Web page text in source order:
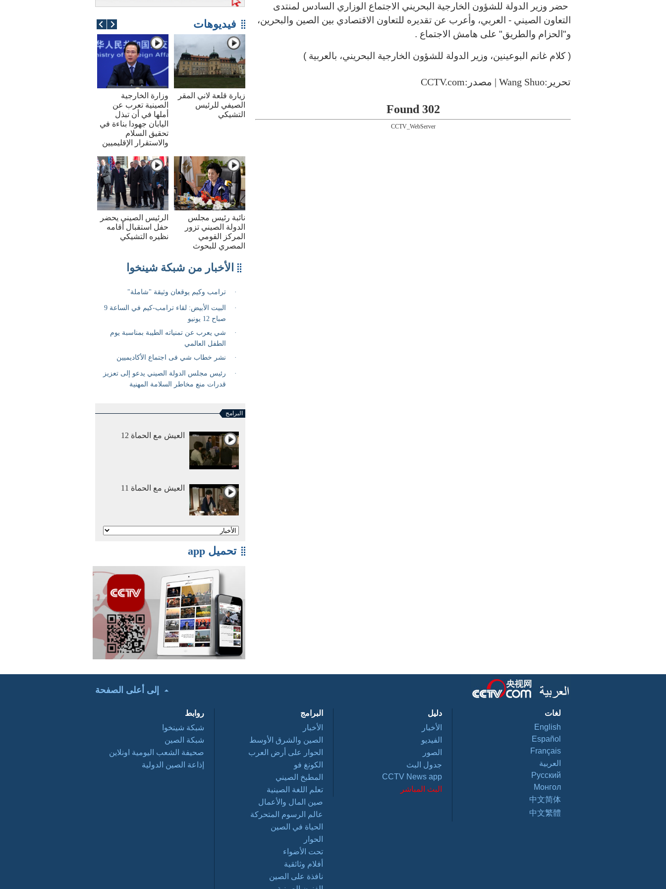
فيديوهات
وزارة الخارجية
الصينية تعرب عن
أملها في أن تبذل
اليابان جهودا بناءة في
تحقيق السلام
والاستقرار الإقليميين
زيارة قلعة لاني المقر
الصيفي للرئيس
التشيكي
الرئيس الصيني يحضر
حفل استقبال أقامه
نظيره التشيكي
نائبة رئيس مجلس
الدولة الصيني تزور
المركز القومي
المصري للبحوث
البرامج
العيش مع الحماة 12
العيش مع الحماة 11
أنا وأمي نتزوج معا 1
أفلام وثائقية: عصر
الهجرة العظمي 2016
03 29
تحت الأضواء: التعاون
أفلام وثائقية: عبور
تحميل app
حضر وزير الدولة للشؤون الخارجية البحريني الاجتماع الوزاري السادس لمنتدى
التعاون الصيني - العربي، وأعرب عن تقديره للتعاون الاقتصادي بين الصين والبحرين،
و"الحزام والطريق" على هامش الاجتماع .
( كلام غانم البوعينين، وزير الدولة للشؤون الخارجية البحريني، بالعربية )
تحرير:Wang Shuo | مصدر:CCTV.com
302 Found
CCTV_WebServer
إلى أعلى الصفحة
لغات
English
Español
Français
العربية
Pусский
Монгол
中文简体
中文繁體
دليل
الأخبار
الفيديو
الصور
جدول البث
CCTV News app
البث المباشر
البرامج
الأخبار
الصين والشرق الأوسط
الحوار على أرض العرب
الكونغ فو
المطبخ الصيني
تعلم اللغة الصينية
صين المال والأعمال
عالم الرسوم المتحركة
الحياة في الصين
الحوار
تحت الأضواء
أفلام وثائقية
نافذة على الصين
روابط
شبكة شينخوا
شبكة الصين
صحيفة الشعب اليومية اونلاين
إذاعة الصين الدولية